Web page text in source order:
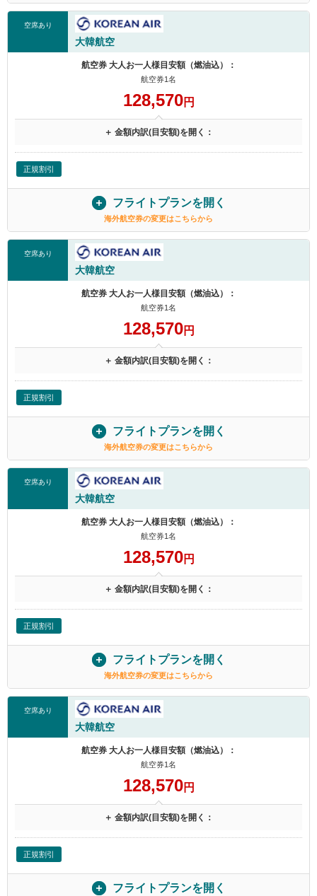
空席あり
大韓航空
航空券 大人お一人様目安額（燃油込）：
航空券1名
128,570円
＋ 金額内訳(目安額)を開く：
正規割引
フライトプランを開く
海外航空券の変更はこちらから
空席あり
大韓航空
航空券 大人お一人様目安額（燃油込）：
航空券1名
128,570円
＋ 金額内訳(目安額)を開く：
正規割引
フライトプランを開く
海外航空券の変更はこちらから
空席あり
大韓航空
航空券 大人お一人様目安額（燃油込）：
航空券1名
128,570円
＋ 金額内訳(目安額)を開く：
正規割引
フライトプランを開く
海外航空券の変更はこちらから
空席あり
大韓航空
航空券 大人お一人様目安額（燃油込）：
航空券1名
128,570円
＋ 金額内訳(目安額)を開く：
正規割引
フライトプランを開く